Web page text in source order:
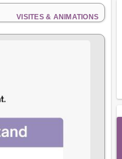
VISITES & ANIMATIONS